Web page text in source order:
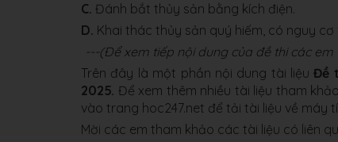
C. Đánh bắt thủy sản bằng kích điện.
D. Khai thác thủy sản quý hiếm, có nguy
---(Để xem tiếp nội dung của đề thi các
Trên đây là một phần nội dung tài liệuĐề
2025​. Để xem thêm nhiều tài liệu tham
vào trang hoc247.net để tải tài liệu về máy
Mời các em tham khảo các tài liệu có liên